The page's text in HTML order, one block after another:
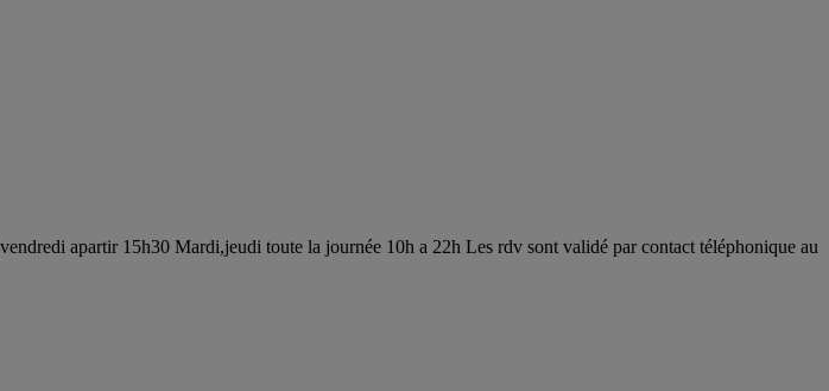
apartir 15h30 Mardi,jeudi toute la journée 10h a 22h Les rdv sont validé par contact téléphonique au